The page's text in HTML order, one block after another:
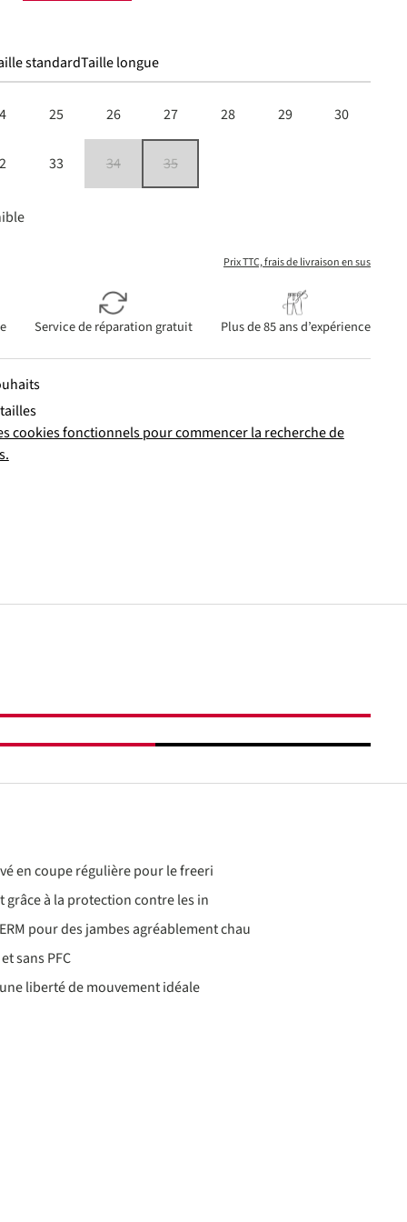
standardTaille longue
25 26 27 28 29 30
33 34 35
Prix TTC, frais de livraison en sus
Service de réparation gratuit Plus de 85 ans d’expérience
cookies fonctionnels pour commencer la recherche de
en coupe régulière pour le freeri
à la protection contre les in
pour des jambes agréablement chau
sans PFC
liberté de mouvement idéale